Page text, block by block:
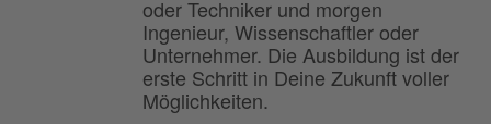
oder Techniker und morgen
Ingenieur, Wissenschaftler oder
Unternehmer. Die Ausbildung ist der
erste Schritt in Deine Zukunft voller
Möglichkeiten.